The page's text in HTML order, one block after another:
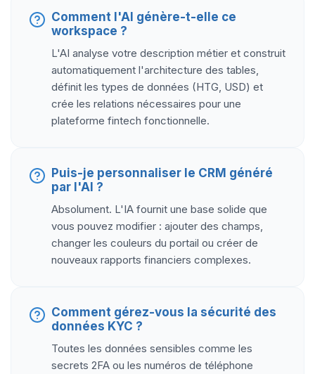
Comment l'AI génère-t-elle ce
workspace ?
L'AI analyse votre description métier et construit
automatiquement l'architecture des tables,
définit les types de données (HTG, USD) et
crée les relations nécessaires pour une
plateforme fintech fonctionnelle.
Puis-je personnaliser le CRM généré
par l'AI ?
Absolument. L'IA fournit une base solide que
vous pouvez modifier : ajouter des champs,
changer les couleurs du portail ou créer de
nouveaux rapports financiers complexes.
Comment gérez-vous la sécurité des
données KYC ?
Toutes les données sensibles comme les
secrets 2FA ou les numéros de téléphone